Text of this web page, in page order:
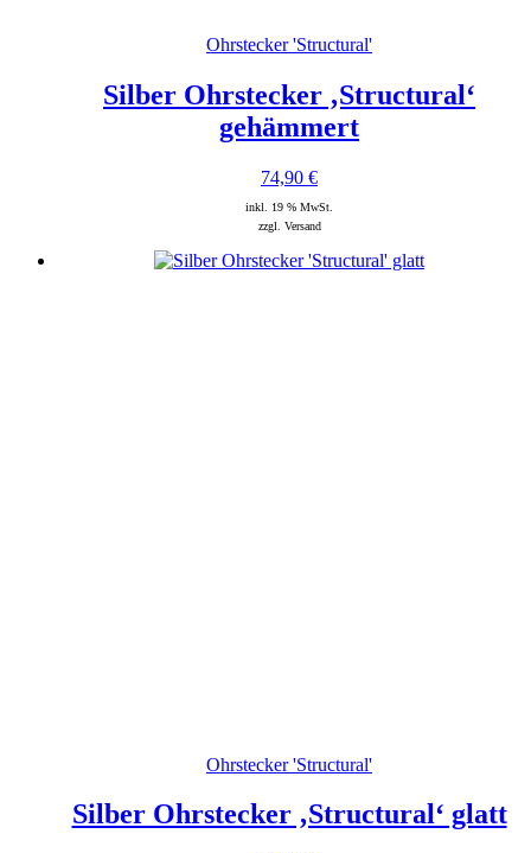
Ohrstecker 'Structural'
Silber Ohrstecker ‚Structural‘
gehämmert
74,90 €
inkl. 19 % MwSt.
zzgl. Versand
Ohrstecker 'Structural'
Silber Ohrstecker ‚Structural‘ glatt